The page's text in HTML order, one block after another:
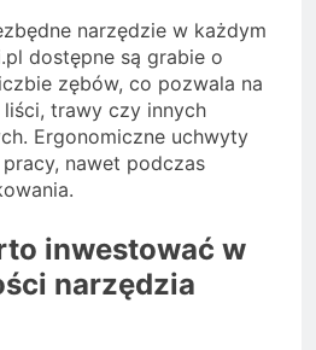
narzędzie w każdym
dostępne są grabie o
zębów, co pozwala na
trawy czy innych
Ergonomiczne uchwyty
nawet podczas
inwestować w
narzędzia